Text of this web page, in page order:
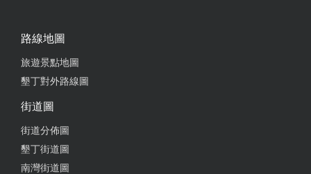
路線地圖
旅遊景點地圖
墾丁對外路線圖
街道圖
街道分佈圖
墾丁街道圖
南灣街道圖